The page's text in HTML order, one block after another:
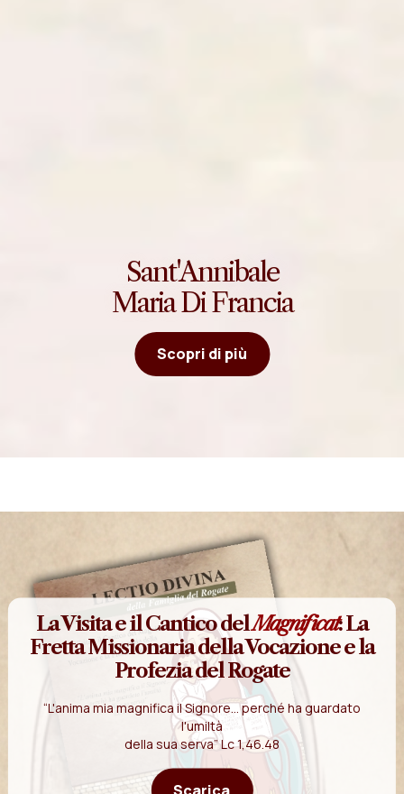
Sant'Annibale
Maria Di Francia
Scopri di più
La Visita e il Cantico delMagnificat: La
Fretta Missionaria della Vocazione e la
Profezia del Rogate
“L'anima mia magnifica il Signore... perché ha guardato
l'umiltà
della sua serva” Lc 1,46.48